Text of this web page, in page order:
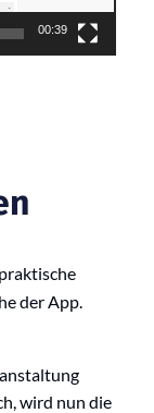
00:39
der App.
wird nun die